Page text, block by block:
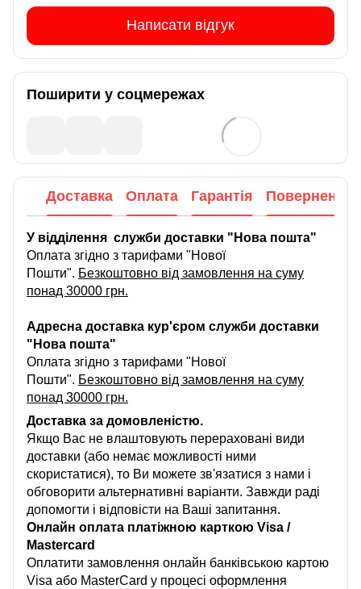
Написати відгук
Поширити у соцмережах
Доставка Оплата Гарантія Повернення
У відділення служби доставки "Нова пошта"
Оплата згідно з тарифами "Нової
Пошти". Безкоштовно від замовлення на суму
понад 30000 грн.
Адресна доставка кур'єром служби доставки
"Нова пошта"
Оплата згідно з тарифами "Нової
Пошти". Безкоштовно від замовлення на суму
понад 30000 грн.
Доставка за домовленістю.
Якщо Вас не влаштовують перераховані види
доставки (або немає можливості ними
скористатися), то Ви можете зв'язатися з нами і
обговорити альтернативні варіанти. Завжди раді
допомогти і відповісти на Ваші запитання.
Онлайн оплата платіжною карткою Visa /
Mastercard
Оплатити замовлення онлайн банківською картою
Visa або MasterCard у процесі оформлення